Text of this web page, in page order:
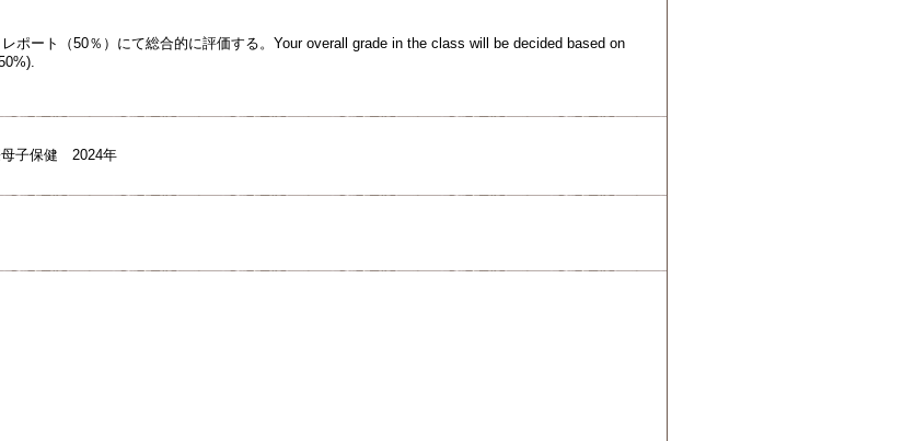
ポート（50％）にて総合的に評価する。Your overall grade in the class will be decided based on
母子保健 2024年